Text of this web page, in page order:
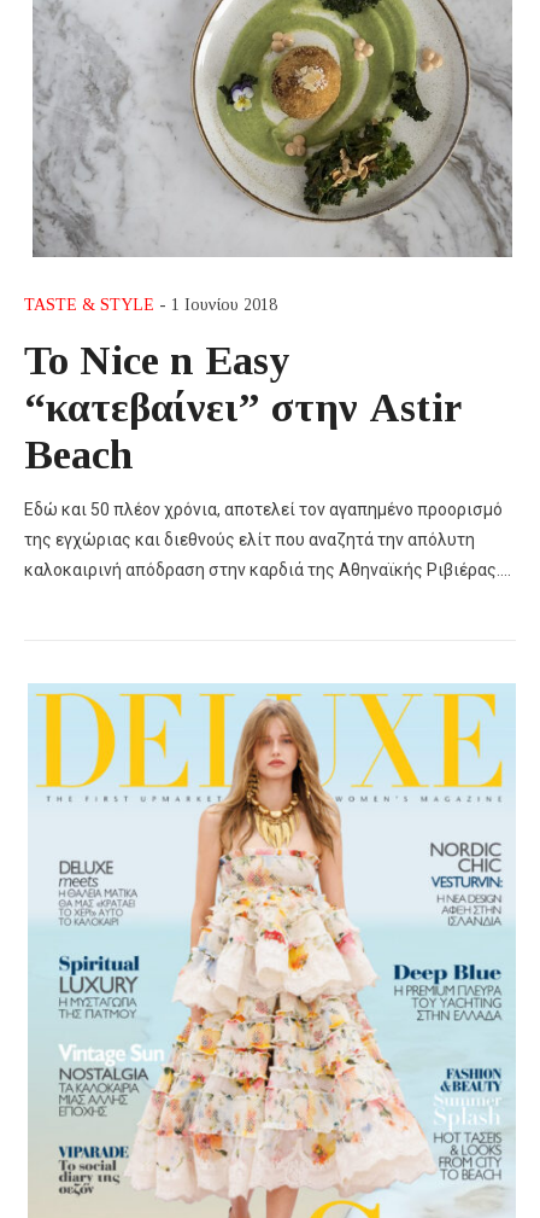
TASTE & STYLE - 1 Ιουνίου 2018
Το Nice n Easy
“κατεβαίνει” στην Astir
Beach
Εδώ και 50 πλέον χρόνια, αποτελεί τον αγαπημένο προορισμό
της εγχώριας και διεθνούς ελίτ που αναζητά την απόλυτη
καλοκαιρινή απόδραση στην καρδιά της Αθηναϊκής Ριβιέρας….